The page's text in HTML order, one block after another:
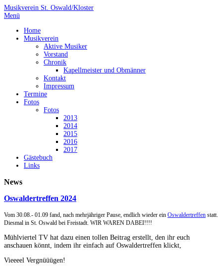
Musikverein St. Oswald/Kloster
Menü
Home
Musikverein
Aktive Musiker
Vorstand
Chronik
Kapellmeister und Obmänner
Kontakt
Impressum
Termine
Fotos
Fotos
2013
2014
2015
2016
2017
Gästebuch
Links
News
Oswaldertreffen 2024
Vom 30.08.- 01.09 fand, nach mehrjähriger Pause, endlich wieder ein Oswaldertreffen statt.
Diesmal in St. Oswald bei Freistadt. WIR WAREN DABEI!!!!
Mühlviertel TV hat dazu einen tollen Beitrag erstellt, den ihr euch
anschauen könnt, indem ihr einfach auf Oswaldertreffen klickt,
Vieeeel Vergnüüügen!